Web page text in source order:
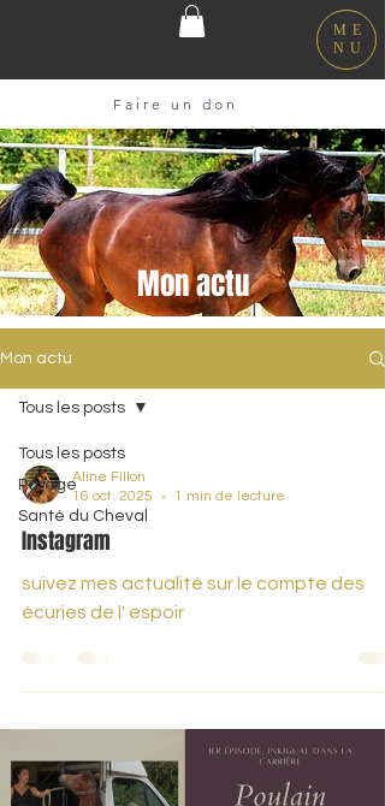
ME
NU
Faire un don
Mon actu
Mon actu
Tous les posts
Parage
Santé du Cheval
Tous les posts
Aline Fillon
16 oct. 2025
1 min de lecture
Instagram
suivez mes actualité sur le compte des
écuries de l' espoir